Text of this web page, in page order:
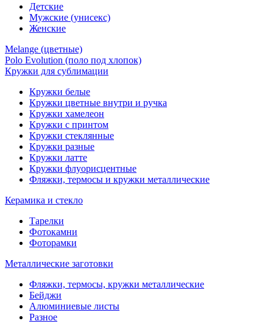
Детские
Мужские (унисекс)
Женские
Melange (цветные)
Polo Evolution (поло под хлопок)
Кружки для сублимации
Кружки белые
Кружки цветные внутри и ручка
Кружки хамелеон
Кружки c принтом
Кружки стеклянные
Кружки разные
Кружки латте
Кружки флуорисцентные
Фляжки, термосы и кружки металлические
Керамика и стекло
Тарелки
Фотокамни
Фоторамки
Металлические заготовки
Фляжки, термосы, кружки металлические
Бейджи
Алюминиевые листы
Разное